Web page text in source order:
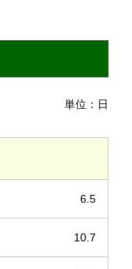
単位：日
6.5
10.7